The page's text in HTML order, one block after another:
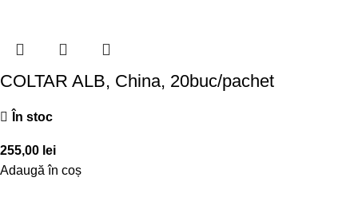
COLTAR ALB, China, 20buc/pachet
În stoc
255,00 lei
Adaugă în coș